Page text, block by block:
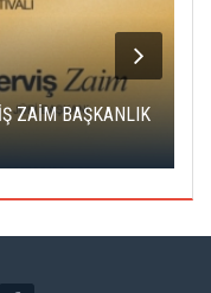
ZAİM BAŞKANLIK